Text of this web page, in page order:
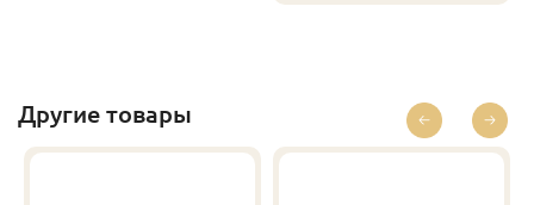
Другие товары